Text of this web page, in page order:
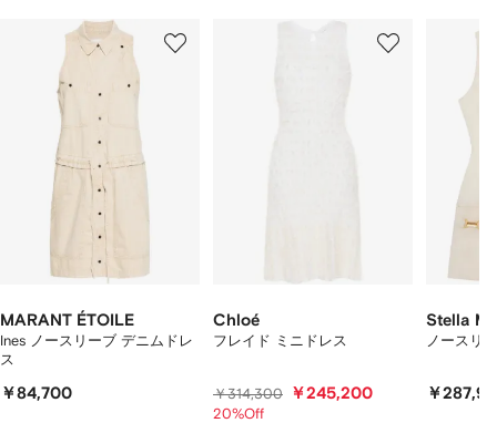
MARANT ÉTOILE
Ines ノースリーブ デニムドレ
ス
￥84,700
Chloé
フレイド ミニドレス
￥314,300 ￥245,200
20%Off
Stella
ノースリ
￥